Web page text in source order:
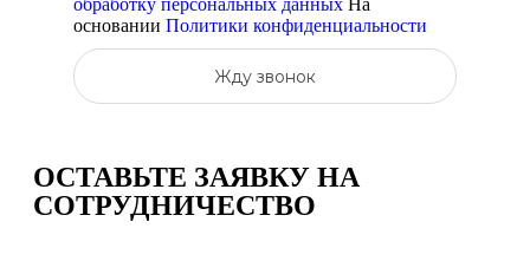
обработку персональных данных На
основании Политики конфиденциальности
Жду звонок
ОСТАВЬТЕ ЗАЯВКУ НА
СОТРУДНИЧЕСТВО